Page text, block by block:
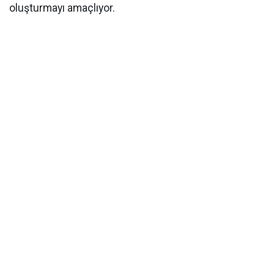
oluşturmayı amaçlıyor.